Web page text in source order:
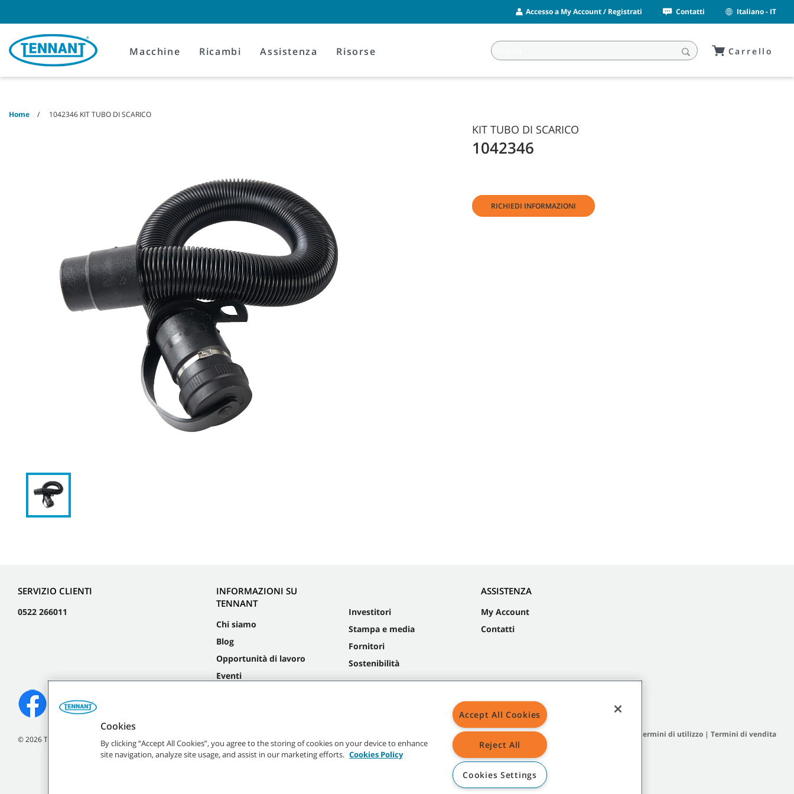
content
navigation
menu
Accesso a My Account / Registrati Contatti Italiano - IT
Macchine Ricambi Assistenza Risorse Carrello
Home 1042346 KIT TUBO DI SCARICO
KIT TUBO DI SCARICO
1042346
RICHIEDI INFORMAZIONI
SERVIZIO CLIENTI
0522 266011
INFORMAZIONI SU
TENNANT
Chi siamo
Blog
Opportunità di lavoro
Eventi
Investitori
Stampa e media
Fornitori
Sostenibilità
ASSISTENZA
My Account
Contatti
©2026Tennant Company. Tutti i diritti riservati.
Mappa del sito Termini di utilizzo| Termini di vendita
Tutti i marchi e i loghi Tennant indicati sono di proprietà di Tennant Company e/o delle sue società affiliate o controllate.
Cookies
By clicking “Accept All Cookies”, you agree to the storing of cookies on your device to enhance
site navigation, analyze site usage, and assist in our marketing efforts. Cookies Policy
Accept All Cookies
Reject All
Cookies Settings